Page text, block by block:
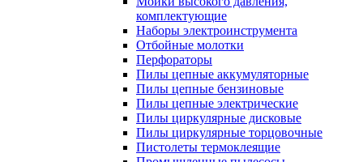
комплектующие
Наборы электроинструмента
Отбойные молотки
Перфораторы
Пилы цепные аккумуляторные
Пилы цепные бензиновые
Пилы цепные электрические
Пилы циркулярные дисковые
Пилы циркулярные торцовочные
Пистолеты термоклеящие